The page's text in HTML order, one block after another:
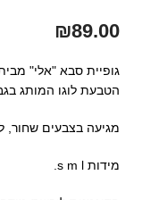
₪89.00
הטבעת לוגו המותג
מגיעה בצבעים שחור,
מידות s m l.